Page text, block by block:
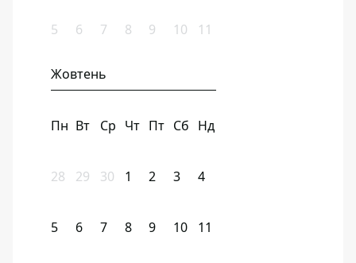
5 6 7 8 9 10 11
Жовтень
Пн Вт Ср Чт Пт Сб Нд
28 29 30 1 2 3 4
5 6 7 8 9 10 11